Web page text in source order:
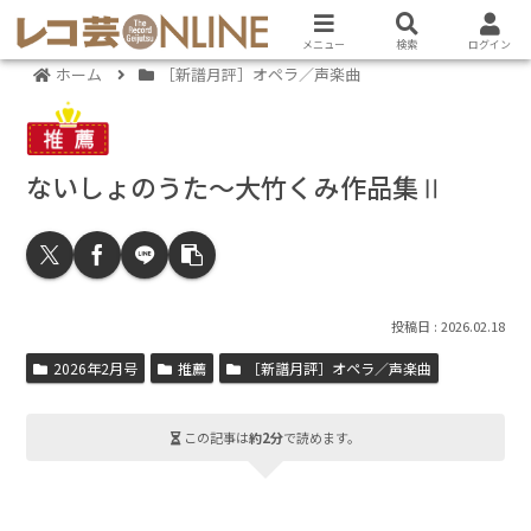
ホーム ［新譜月評］オペラ／声楽曲
ないしょのうた～大竹くみ作品集Ⅱ
2026.02.18
2026年2月号 推薦 ［新譜月評］オペラ／声楽曲
この記事は約2分で読めます。
メニュー 検索 ログイン